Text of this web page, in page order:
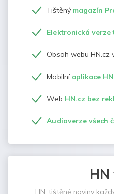
Tištěný magazín
Elektronická
Obsah webu HN.cz
Mobilní aplikace HN
Web HN.cz bez
Audioverze všech
HN, tištěné noviny